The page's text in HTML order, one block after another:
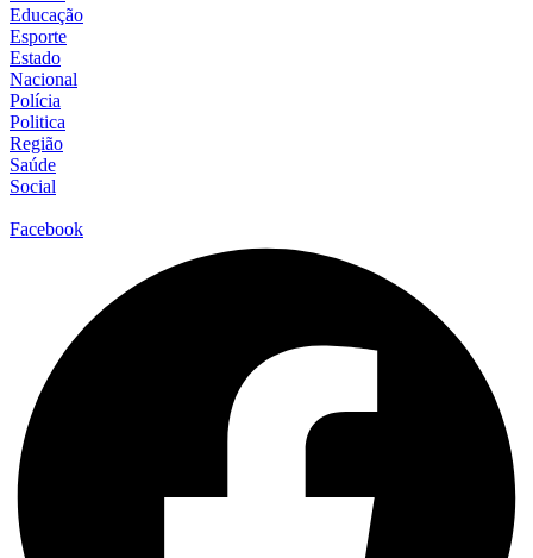
Educação
Esporte
Estado
Nacional
Polícia
Politica
Região
Saúde
Social
Facebook